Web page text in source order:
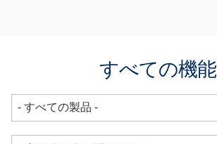
すべての機能